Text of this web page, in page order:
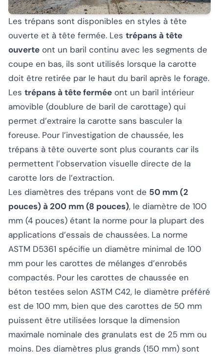
Les trépans sont disponibles en styles à tête
ouverte et à tête fermée. Les trépans à tête
ouverte ont un baril continu avec les segments de
coupe en bas, ils sont utilisés lorsque la carotte
doit être retirée par le haut du baril après le forage.
Les trépans à tête fermée ont un baril intérieur
amovible (doublure de baril de carottage) qui
permet d’extraire la carotte sans basculer la
foreuse. Pour l’investigation de chaussée, les
trépans à tête ouverte sont plus courants car ils
permettent l’observation visuelle directe de la
carotte lors de l’extraction.
Les diamètres des trépans vont de 50 mm (2
pouces) à 200 mm (8 pouces), le diamètre de 100
mm (4 pouces) étant la norme pour la plupart des
applications d’essais de chaussées. La norme
ASTM D5361 spécifie un diamètre minimal de 100
mm pour les carottes de mélanges d’enrobés
compactés. Pour les carottes de chaussée en
béton testées selon ASTM C42, le diamètre préféré
est de 100 mm, bien que des carottes de 50 mm
puissent être utilisées lorsque la dimension
maximale nominale des granulats est de 25 mm ou
moins. Des diamètres plus grands (150 mm) sont